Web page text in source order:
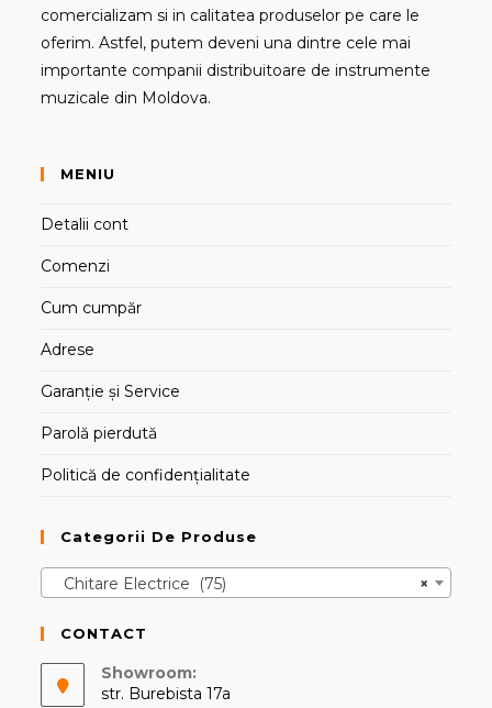
comercializam si in calitatea produselor pe care le
oferim. Astfel, putem deveni una dintre cele mai
importante companii distribuitoare de instrumente
muzicale din Moldova.
MENIU
Detalii cont
Comenzi
Cum cumpăr
Adrese
Garanție și Service
Parolă pierdută
Politică de confidențialitate
Categorii De Produse
×
Chitare Electrice (75)
CONTACT
Showroom:
str. Burebista 17a